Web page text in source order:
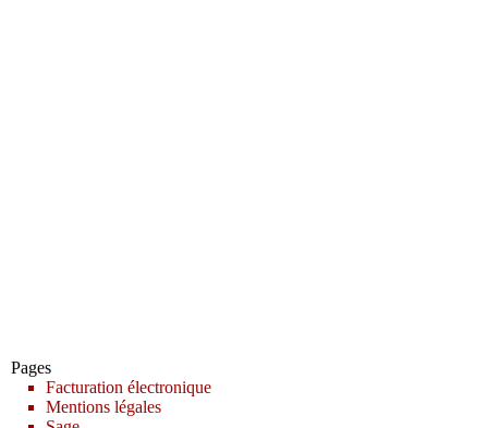
Pages
Facturation électronique
Mentions légales